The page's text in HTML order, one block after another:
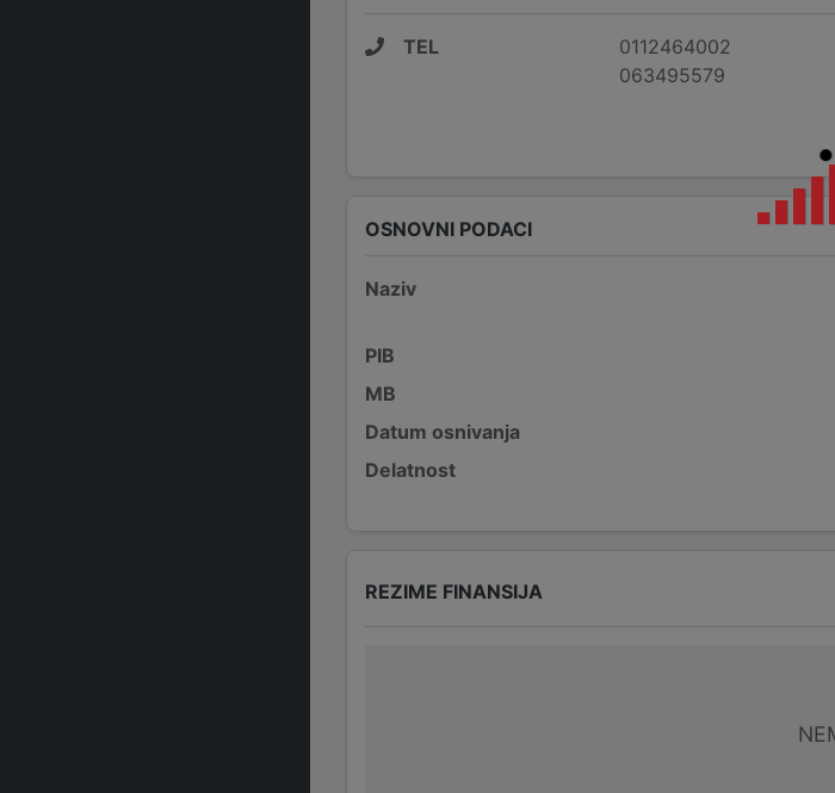
TEL
0112464002
063495579
OSNOVNI PODACI
Naziv
PIB
MB
Datum osnivanja
Delatnost
REZIME FINANSIJA